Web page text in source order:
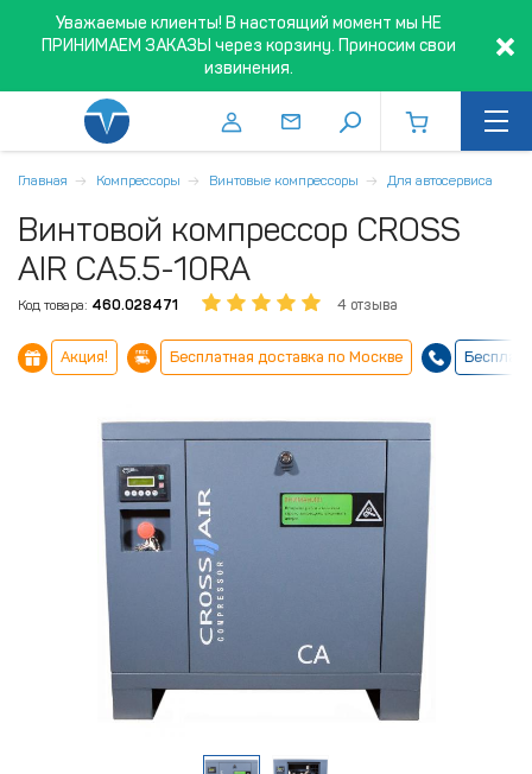
Уважаемые клиенты! В настоящий момент мы НЕ
ПРИНИМАЕМ ЗАКАЗЫ через корзину. Приносим свои
извинения.
Главная Компрессоры Винтовые компрессоры Для автосервиса
Винтовой компрессор CROSS
AIR CA5.5-10RA
Код товара: 460.028471 4 отзыва
Акция! Бесплатная доставка по Москве